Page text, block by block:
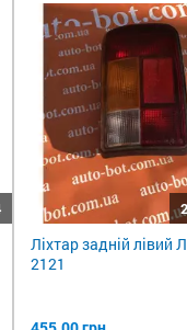
Ліхтар задній лівий
2121